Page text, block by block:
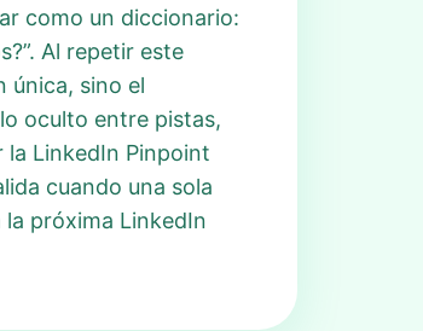
como un diccionario:
Al repetir este
única, sino el
oculto entre pistas,
LinkedIn Pinpoint
cuando una sola
próxima LinkedIn